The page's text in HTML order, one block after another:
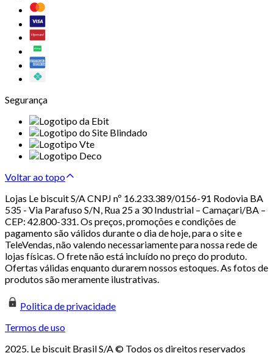
Segurança
Voltar ao topo
Lojas Le biscuit S/A CNPJ nº 16.233.389/0156-91 Rodovia BA
535 - Via Parafuso S/N, Rua 25 a 30 Industrial – Camaçari/BA –
CEP: 42.800-331. Os preços, promoções e condições de
pagamento são válidos durante o dia de hoje, para o site e
TeleVendas, não valendo necessariamente para nossa rede de
lojas físicas. O frete não está incluído no preço do produto.
Ofertas válidas enquanto durarem nossos estoques. As fotos de
produtos são meramente ilustrativas.
Politica de privacidade
Termos de uso
2025. Le biscuit Brasil S/A © Todos os direitos reservados